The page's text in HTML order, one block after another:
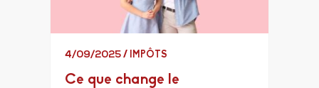
4/09/2025 / IMPÔTS
Ce que change le